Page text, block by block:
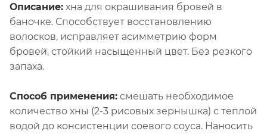
Описание: хна для окрашивания бровей в
баночке. Способствует восстановлению
волосков, исправляет асимметрию форм
бровей, стойкий насыщенный цвет. Без резкого
запаха.
Способ применения: смешать необходимое
количество хны (2-3 рисовых зернышка) с теплой
водой до консистенции соевого соуса. Наносить